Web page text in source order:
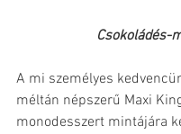
Csokoládés-
A mi személyes
méltán népszerű Maxi
monodesszert mintájára